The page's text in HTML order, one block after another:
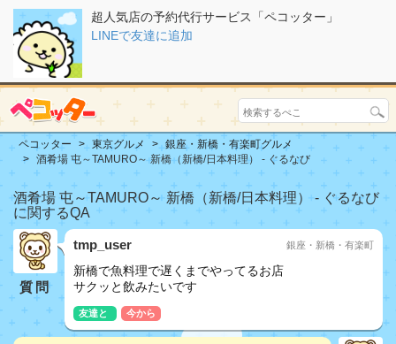
超人気店の予約代行サービス「ペコッター」
LINEで友達に追加
ペコッター 東京グルメ
銀座・新橋・有楽町グルメ
酒肴場 屯～TAMURO～ 新橋（新橋/日本料理） - ぐるなび
酒肴場 屯～TAMURO～ 新橋（新橋/日本料理） - ぐるなび
に関するQA
質問
tmp_user 銀座・新橋・有楽町
新橋で魚料理で遅くまでやってるお店
サクッと飲みたいです
友達と 今から